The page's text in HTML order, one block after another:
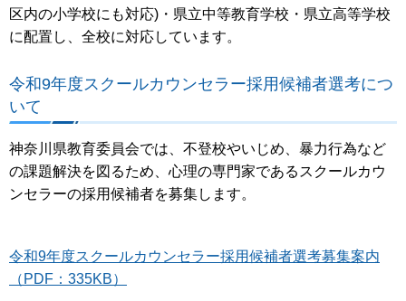
区内の小学校にも対応)・県立中等教育学校・県立高等学校
に配置し、全校に対応しています。
令和9年度スクールカウンセラー採用候補者選考につ
いて
神奈川県教育委員会では、不登校やいじめ、暴力行為など
の課題解決を図るため、心理の専門家であるスクールカウ
ンセラーの採用候補者を募集します。
令和9年度スクールカウンセラー採用候補者選考募集案内
（PDF：335KB）